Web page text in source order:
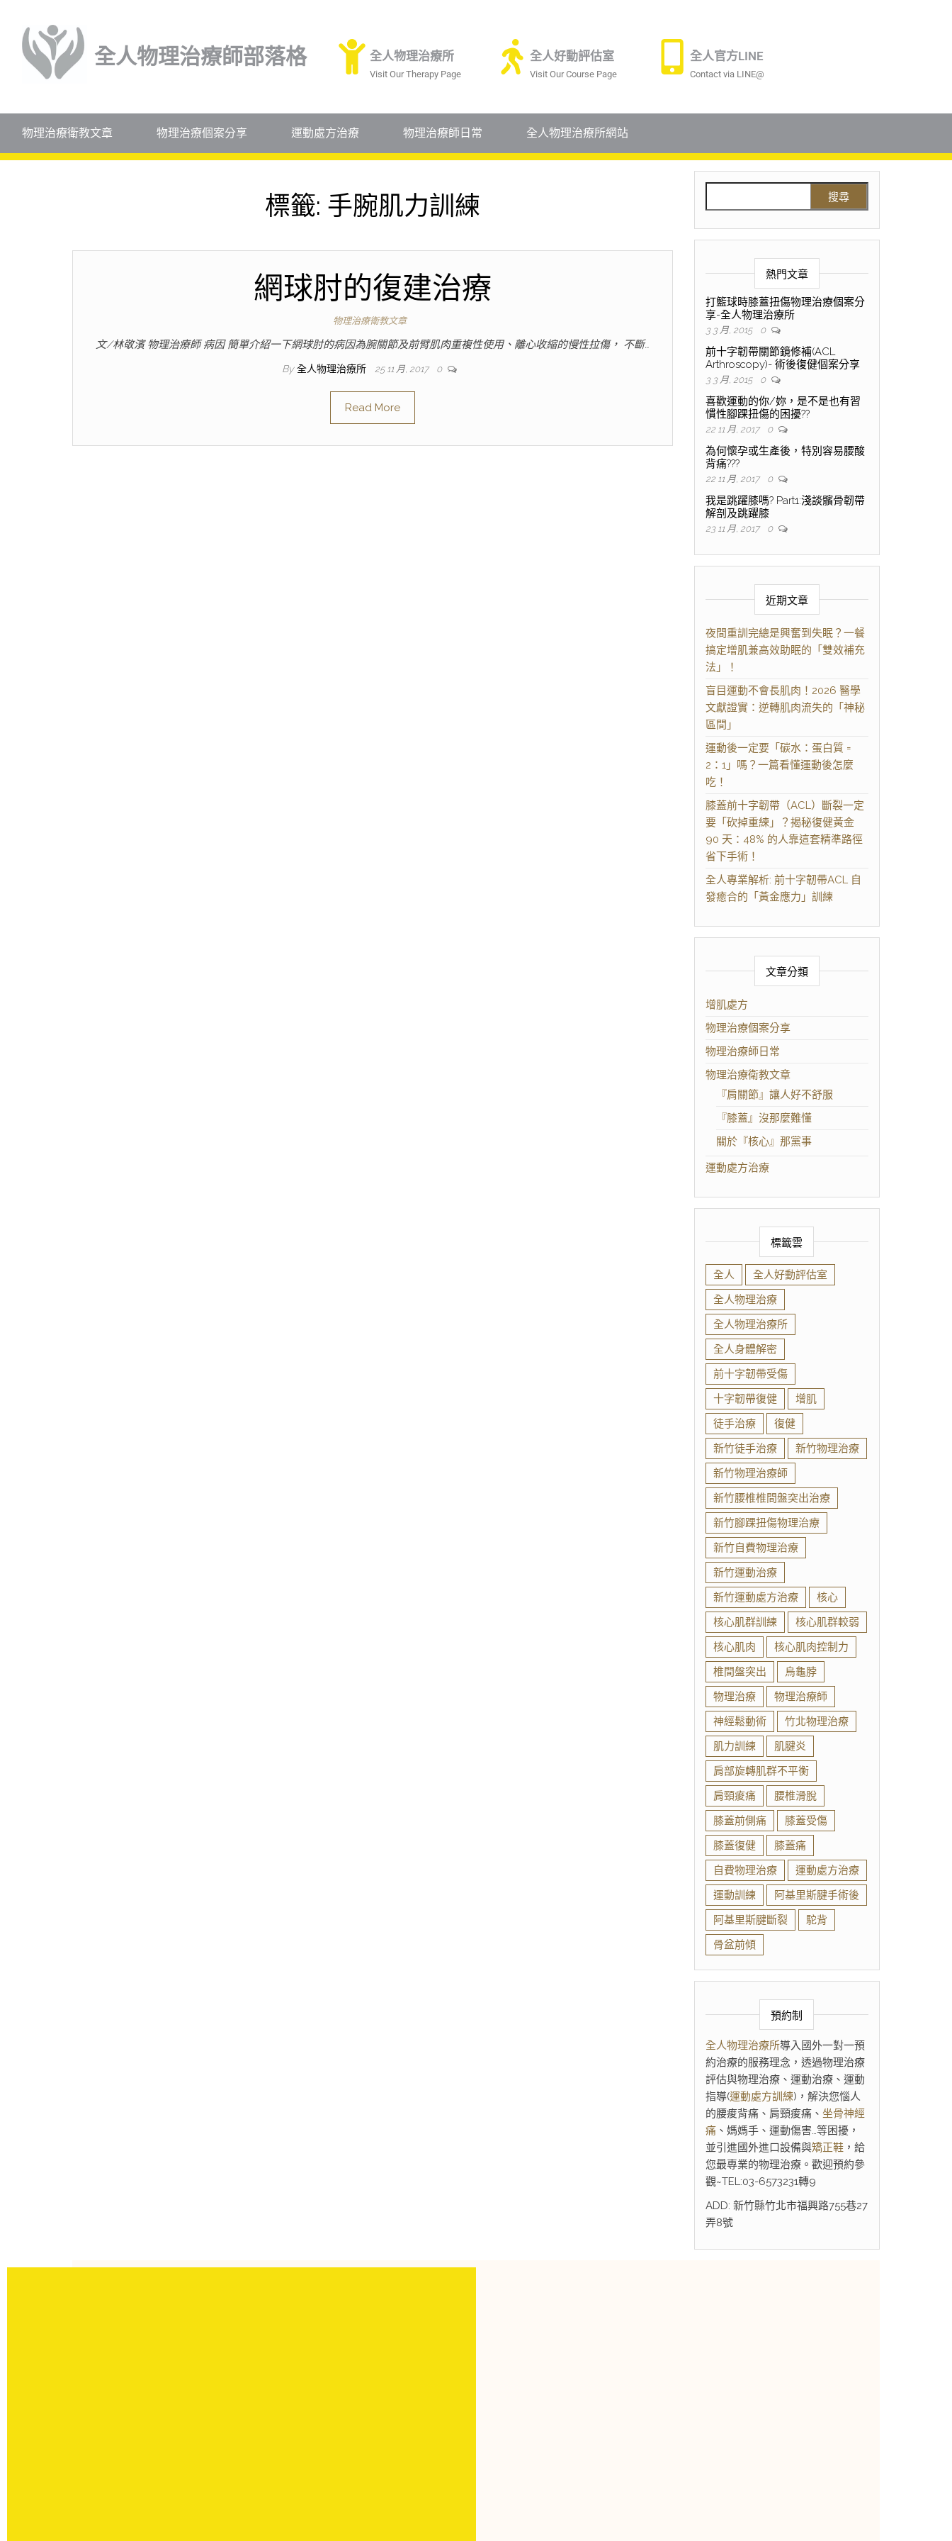
全人物理治療師部落格 全人物理治療所
Visit Our Therapy Page
全人好動評估室
Visit Our Course Page
全人官方LINE
Contact via LINE@
物理治療衛教文章 物理治療個案分享 運動處方治療 物理治療師日常 全人物理治療所網站
標籤: 手腕肌力訓練
網球肘的復建治療
物理治療衛教文章
文/林敬濱 物理治療師 病因 簡單介紹一下網球肘的病因為腕關節及前臂肌肉重複性使用、離心收縮的慢性拉傷， 不斷…
By 全人物理治療所 25 11 月, 2017 0
Read More
熱門文章
打籃球時膝蓋扭傷物理治療個案分
享-全人物理治療所
3 3 月, 2015 0
前十字韌帶關節鏡修補(ACL
Arthroscopy)- 術後復健個案分享
3 3 月, 2015 0
喜歡運動的你/妳，是不是也有習
慣性腳踝扭傷的困擾??
22 11 月, 2017 0
為何懷孕或生產後，特別容易腰酸
背痛???
22 11 月, 2017 0
我是跳躍膝嗎? Part1:淺談髕骨韌帶
解剖及跳躍膝
23 11 月, 2017 0
近期文章
夜間重訓完總是興奮到失眠？一餐
搞定增肌兼高效助眠的「雙效補充
法」！
盲目運動不會長肌肉！2026 醫學
文獻證實：逆轉肌肉流失的「神秘
區間」
運動後一定要「碳水：蛋白質 =
2：1」嗎？一篇看懂運動後怎麼
吃！
膝蓋前十字韌帶（ACL）斷裂一定
要「砍掉重練」？揭秘復健黃金
90 天：48% 的人靠這套精準路徑
省下手術！
全人專業解析: 前十字韌帶ACL 自
發癒合的「黃金應力」訓練
文章分類
增肌處方
物理治療個案分享
物理治療師日常
物理治療衛教文章
『肩關節』讓人好不舒服
『膝蓋』沒那麼難懂
關於『核心』那黨事
運動處方治療
標籤雲
全人
全人好動評估室
全人物理治療
全人物理治療所
全人身體解密
前十字韌帶受傷
十字韌帶復健
增肌
徒手治療
復健
新竹徒手治療
新竹物理治療
新竹物理治療師
新竹腰椎椎間盤突出治療
新竹腳踝扭傷物理治療
新竹自費物理治療
新竹運動治療
新竹運動處方治療
核心
核心肌群訓練
核心肌群較弱
核心肌肉
核心肌肉控制力
椎間盤突出
烏龜脖
物理治療
物理治療師
神經鬆動術
竹北物理治療
肌力訓練
肌腱炎
肩部旋轉肌群不平衡
肩頸痠痛
腰椎滑脫
膝蓋前側痛
膝蓋受傷
膝蓋復健
膝蓋痛
自費物理治療
運動處方治療
運動訓練
阿基里斯腱手術後
阿基里斯腱斷裂
駝背
骨盆前傾
預約制
全人物理治療所導入國外一對一預
約治療的服務理念，透過物理治療
評估與物理治療、運動治療、運動
指導(運動處方訓練)，解決您惱人
的腰痠背痛、肩頸痠痛、 坐骨神經
痛、媽媽手、運動傷害…等困擾，
並引進國外進口設備與矯正鞋，給
您最專業的物理治療。歡迎預約參
觀~TEL:03-6573231轉9
ADD: 新竹縣竹北市福興路755巷27
弄8號